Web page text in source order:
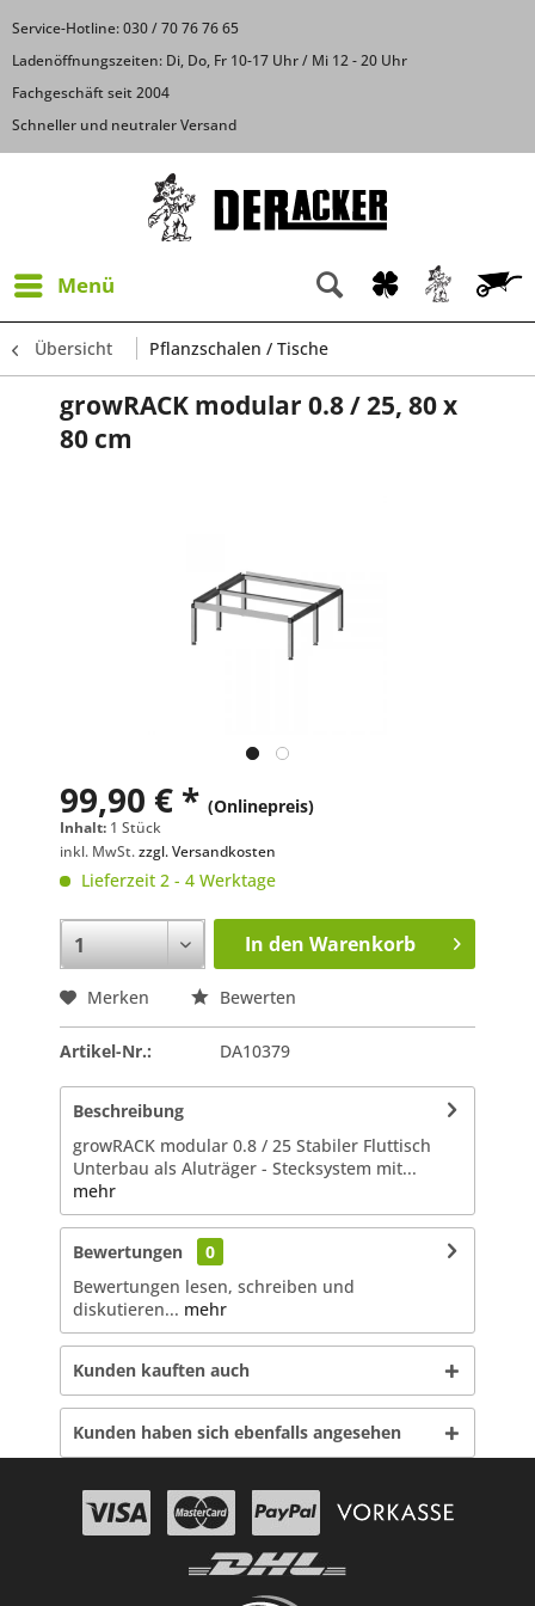
Service-Hotline: 030 / 70 76 76 65
Ladenöffnungszeiten: Di, Do, Fr 10-17 Uhr / Mi 12 - 20 Uhr
Fachgeschäft seit 2004
Schneller und neutraler Versand
Menü
Übersicht Pflanzschalen / Tische
growRACK modular 0.8 / 25, 80 x
80 cm
99,90 € * (Onlinepreis)
Inhalt: 1 Stück
inkl. MwSt.zzgl. Versandkosten
Lieferzeit 2 - 4 Werktage
In den Warenkorb
Merken Bewerten
Artikel-Nr.: DA10379
Beschreibung
growRACK modular 0.8 / 25 Stabiler Fluttisch
Unterbau als Aluträger - Stecksystem mit...
mehr
Bewertungen
0
Bewertungen lesen, schreiben und
diskutieren... mehr
Kunden kauften auch
Kunden haben sich ebenfalls angesehen